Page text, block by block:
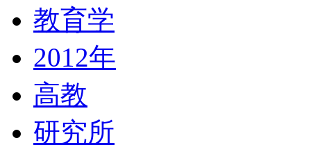
教育学
2012年
高教
研究所